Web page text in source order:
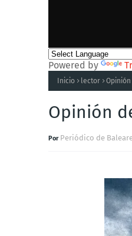
Powered by
Inicio lector
Opinión
Periódico de